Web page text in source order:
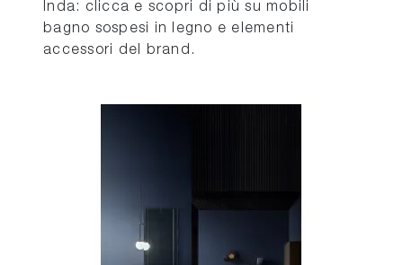
Inda: clicca e scopri di più su mobili
bagno sospesi in legno e elementi
accessori del brand.